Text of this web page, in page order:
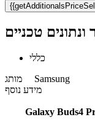
טכניים
כללי
מותג Samsung
מידע נוסף